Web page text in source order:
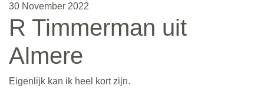
30 November 2022
R Timmerman uit
Almere
Eigenlijk kan ik heel kort zijn.